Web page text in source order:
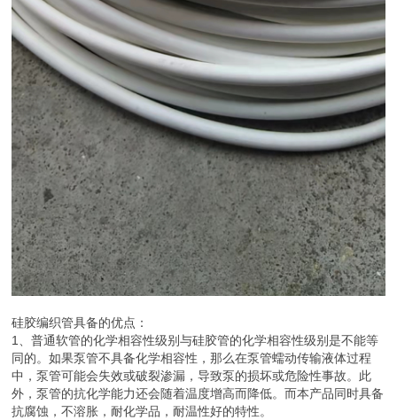
硅胶编织管具备的优点：
1、普通软管的化学相容性级别与硅胶管的化学相容性级别是不能等
同的。如果泵管不具备化学相容性，那么在泵管蠕动传输液体过程
中，泵管可能会失效或破裂渗漏，导致泵的损坏或危险性事故。此
外，泵管的抗化学能力还会随着温度增高而降低。而本产品同时具备
抗腐蚀，不溶胀，耐化学品，耐温性好的特性。